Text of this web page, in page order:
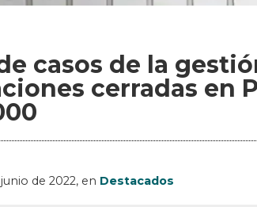
casos de la
cerradas en
de 2022, en Destacados